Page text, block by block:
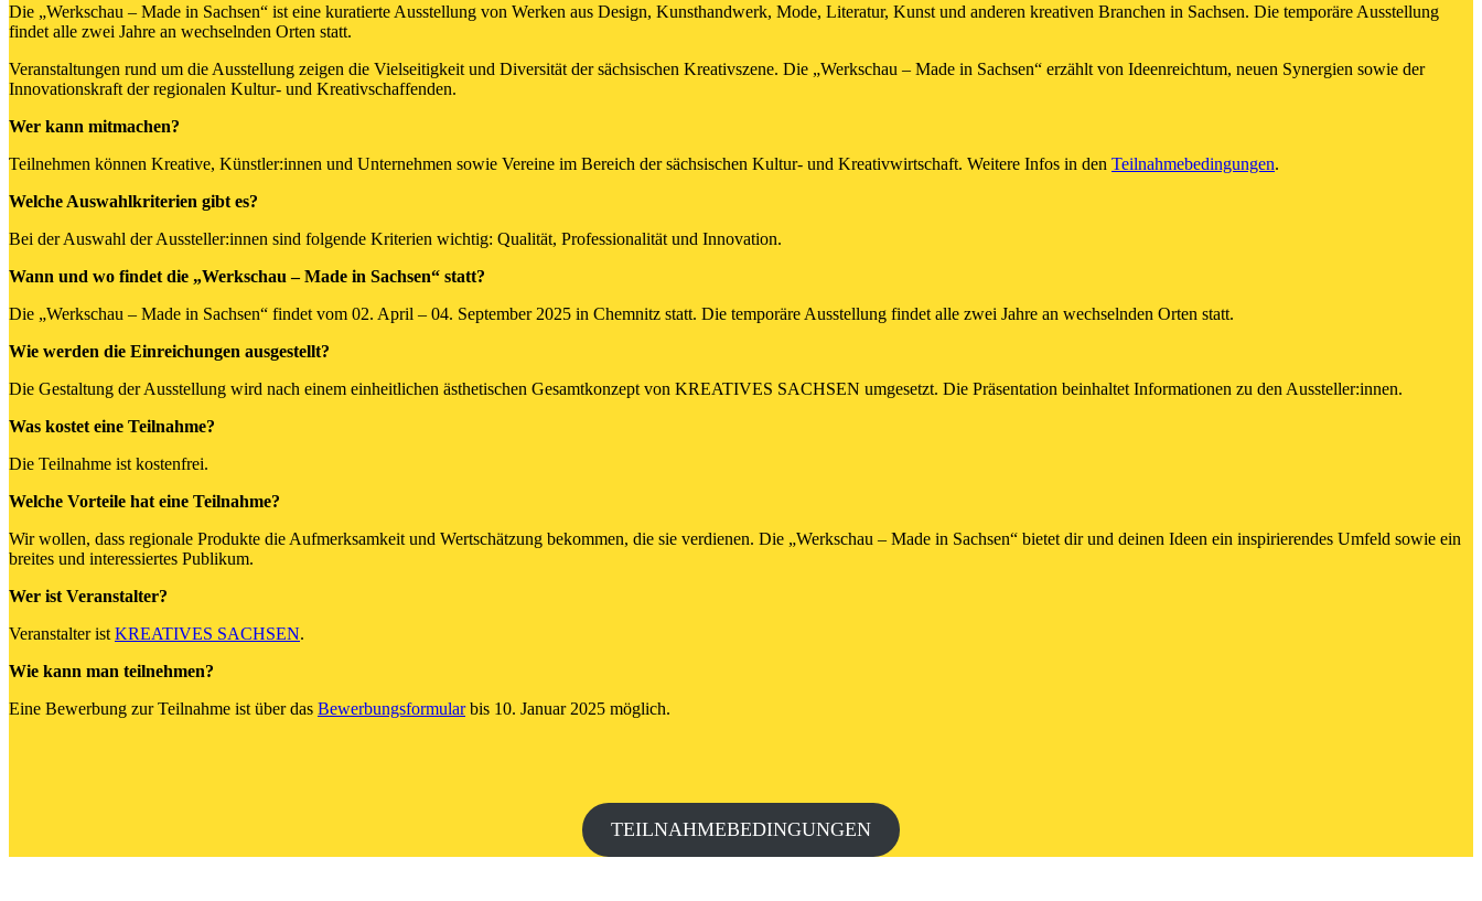
Die „Werkschau – Made in Sachsen“ ist eine kuratierte Ausstellung von Werken aus Design, Kunsthandwerk, Mode, Literatur, Kunst und anderen kreativen Branchen in Sachsen. Die temporäre Ausstellung
findet alle zwei Jahre an wechselnden Orten statt.
Veranstaltungen rund um die Ausstellung zeigen die Vielseitigkeit und Diversität der sächsischen Kreativszene. Die „Werkschau – Made in Sachsen“ erzählt von Ideenreichtum, neuen Synergien sowie der
Innovationskraft der regionalen Kultur- und Kreativschaffenden.
Wer kann mitmachen?
Teilnehmen können Kreative, Künstler:innen und Unternehmen sowie Vereine im Bereich der sächsischen Kultur- und Kreativwirtschaft. Weitere Infos in den Teilnahmebedingungen.
Welche Auswahlkriterien gibt es?
Bei der Auswahl der Aussteller:innen sind folgende Kriterien wichtig: Qualität, Professionalität und Innovation.
Wann und wo findet die „Werkschau – Made in Sachsen“ statt?
Die „Werkschau – Made in Sachsen“ findet vom 02. April – 04. September 2025 in Chemnitz statt. Die temporäre Ausstellung findet alle zwei Jahre an wechselnden Orten statt.
Wie werden die Einreichungen ausgestellt?
Die Gestaltung der Ausstellung wird nach einem einheitlichen ästhetischen Gesamtkonzept von KREATIVES SACHSEN umgesetzt. Die Präsentation beinhaltet Informationen zu den Aussteller:innen.
Was kostet eine Teilnahme?
Die Teilnahme ist kostenfrei.
Welche Vorteile hat eine Teilnahme?
Wir wollen, dass regionale Produkte die Aufmerksamkeit und Wertschätzung bekommen, die sie verdienen. Die „Werkschau – Made in Sachsen“ bietet dir und deinen Ideen ein inspirierendes Umfeld sowie ein
breites und interessiertes Publikum.
Wer ist Veranstalter?
Veranstalter ist KREATIVES SACHSEN.
Wie kann man teilnehmen?
Eine Bewerbung zur Teilnahme ist über das Bewerbungsformularbis 10. Januar 2025 möglich.
TEILNAHMEBEDINGUNGEN